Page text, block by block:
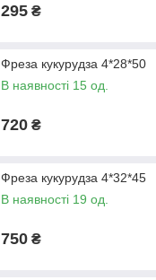
295 ₴
Фреза кукурудза 4*28*50
В наявності 15 од.
720 ₴
Фреза кукурудза 4*32*45
В наявності 19 од.
750 ₴